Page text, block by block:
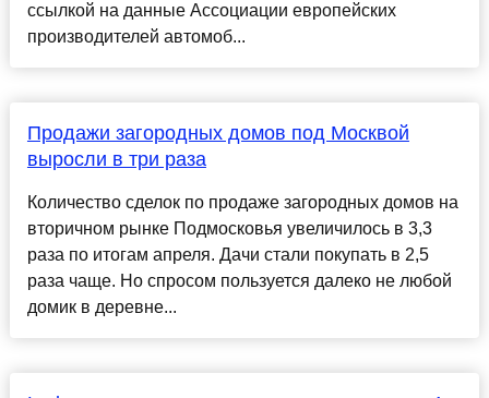
ссылкой на данные Ассоциации европейских
производителей автомоб...
Продажи загородных домов под Москвой
выросли в три раза
Количество сделок по продаже загородных домов на
вторичном рынке Подмосковья увеличилось в 3,3
раза по итогам апреля. Дачи стали покупать в 2,5
раза чаще. Но спросом пользуется далеко не любой
домик в деревне...